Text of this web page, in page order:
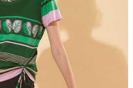
有限公司」（以下簡稱本公司）所提供，讓
買商品或服務，並由商店將買賣／分期付款
約使用本公司帳單繳交帳款。
分期」之契約關係目的，商店將以您的個人
提供予台灣大哥大進項蒐集、處理及利用，
所需資料之確認、核對及更正。
下連結：https://oppay.tw/userRule
行付款，方視為交易完成。
需立刻繳費，但若您需要取消訂單，請聯絡
取消之訂單仍視為有效，需透過AFTEE先享
先享後付 」之結帳頁面顯示為準，若有關於
退款等相關疑問，請聯繫「AFTEE先享後付
support/home
司提供之「AFTEE先享後付」服務完成之交
含以上)免運費